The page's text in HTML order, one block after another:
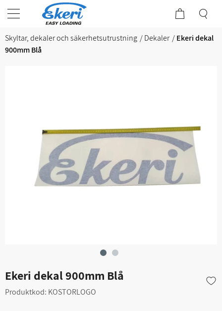
Skyltar, dekaler och säkerhetsutrustning Dekaler
Ekeri dekal
900mm Blå
Ekeri dekal 900mm Blå
Produktkod: KOSTORLOGO